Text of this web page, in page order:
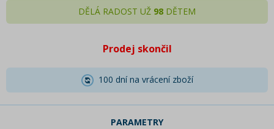
DĚLÁ RADOST UŽ 98 DĚTEM
Prodej skončil
100 dní na vrácení zboží
PARAMETRY